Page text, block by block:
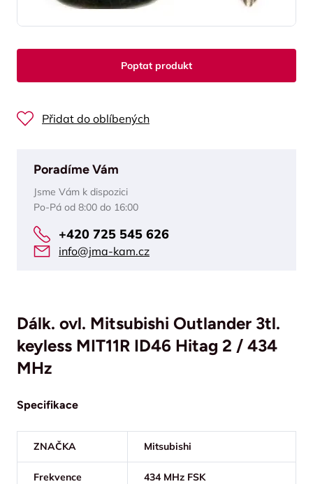
Poptat produkt
Přidat do oblíbených
Poradíme Vám
Jsme Vám k dispozici
Po-Pá od 8:00 do 16:00
+420 725 545 626
info@jma-kam.cz
Dálk. ovl. Mitsubishi Outlander 3tl.
keyless MIT11R ID46 Hitag 2 / 434
MHz
Specifikace
ZNAČKA Mitsubishi
Frekvence 434 MHz FSK